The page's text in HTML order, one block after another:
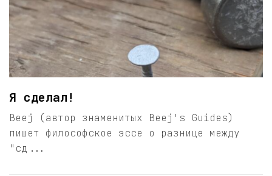
Я сделал!
Beej (автор знаменитых Beej's Guides)
пишет философское эссе о разнице между
"сд...